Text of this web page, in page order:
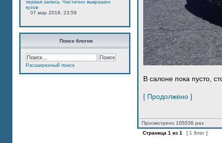
первая запись. Частично выкрашен
кузов
07 мар 2018, 23:59
Поиск блогов
Расширенный поиск
В салоне пока пусто,
[ Продолжено ]
Просмотрено 105536 раз
Страница 1 из 1 [ 1 блог ]